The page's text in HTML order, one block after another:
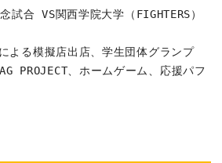
試合 VS関西学院大学（FIGHTERS）
よる模擬店出店、学生団体グランプ
PROJECT、ホームゲーム、応援パフ